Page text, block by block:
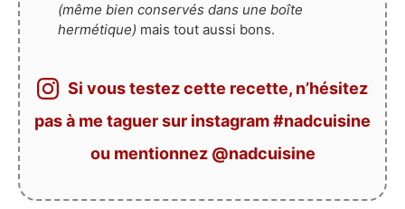
(même bien conservés dans une boîte
hermétique) mais tout aussi bons.
Si vous testez cette recette, n’hésitez
pas à me taguer sur instagram #nadcuisine
ou mentionnez @nadcuisine